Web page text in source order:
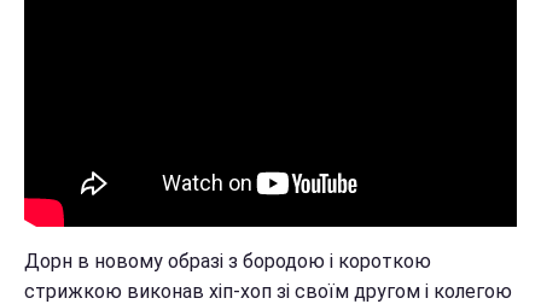
Дорн в новому образі з бородою і короткою
стрижкою виконав хіп-хоп зі своїм другом і колегою